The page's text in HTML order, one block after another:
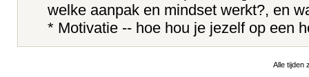
welke aanpak en mindset werkt?, en
* Motivatie -- hoe hou je jezelf op een
Alle tijden